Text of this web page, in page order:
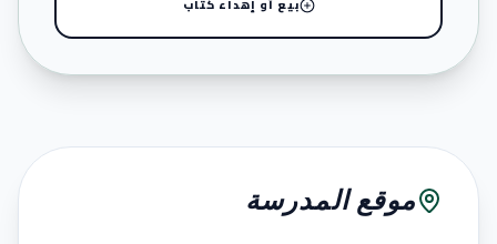
بيع أو إهداء كتاب
موقع المدرسة